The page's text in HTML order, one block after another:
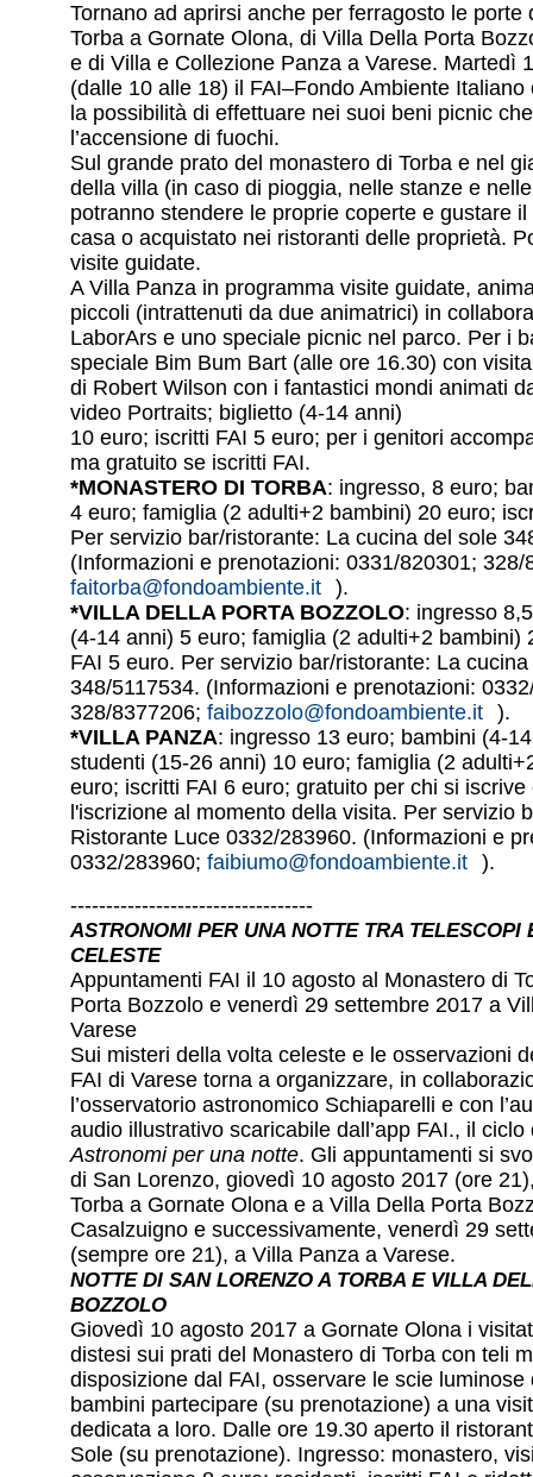
Tornano ad aprirsi anche per ferragosto le porte
Torba a Gornate Olona, di Villa Della Porta
e di Villa e Collezione Panza a Varese. Martedì
(dalle 10 alle 18) il FAI–Fondo Ambiente
la possibilità di effettuare nei suoi beni picnic
l’accensione di fuochi.
Sul grande prato del monastero di Torba e nel
della villa (in caso di pioggia, nelle stanze e
potranno stendere le proprie coperte e gustare
casa o acquistato nei ristoranti delle proprietà.
visite guidate.
A Villa Panza in programma visite guidate,
piccoli (intrattenuti da due animatrici) in
LaborArs e uno speciale picnic nel parco. Per i
speciale Bim Bum Bart (alle ore 16.30) con
di Robert Wilson con i fantastici mondi animati
video Portraits; biglietto (4-14 anni)
10 euro; iscritti FAI 5 euro; per i genitori
ma gratuito se iscritti FAI.
*MONASTERO DI TORBA: ingresso, 8 euro;
4 euro; famiglia (2 adulti+2 bambini) 20 euro;
Per servizio bar/ristorante: La cucina del sole
(Informazioni e prenotazioni: 0331/820301; 328/
faitorba@fondoambiente.it ).
*VILLA DELLA PORTA BOZZOLO: ingresso
(4-14 anni) 5 euro; famiglia (2 adulti+2 bambini)
FAI 5 euro. Per servizio bar/ristorante: La
348/5117534. (Informazioni e prenotazioni:
328/8377206; faibozzolo@fondoambiente.it ).
*VILLA PANZA: ingresso 13 euro; bambini (4-
studenti (15-26 anni) 10 euro; famiglia (2
euro; iscritti FAI 6 euro; gratuito per chi si iscrive
l'iscrizione al momento della visita. Per servizio
Ristorante Luce 0332/283960. (Informazioni e
0332/283960; faibiumo@fondoambiente.it ).
----------------------------------
ASTRONOMI PER UNA NOTTE TRA TELESCOPI
CELESTE
Appuntamenti FAI il 10 agosto al Monastero di
Porta Bozzolo e venerdì 29 settembre 2017 a
Varese
Sui misteri della volta celeste e le osservazioni
FAI di Varese torna a organizzare, in
l’osservatorio astronomico Schiaparelli e con
audio illustrativo scaricabile dall’app FAI., il
Astronomi per una notte. Gli appuntamenti si
di San Lorenzo, giovedì 10 agosto 2017 (ore
Torba a Gornate Olona e a Villa Della Porta
Casalzuigno e successivamente, venerdì 29
(sempre ore 21), a Villa Panza a Varese.
NOTTE DI SAN LORENZO A TORBA E VILLA
BOZZOLO
Giovedì 10 agosto 2017 a Gornate Olona i
distesi sui prati del Monastero di Torba con teli
disposizione dal FAI, osservare le scie luminose
bambini partecipare (su prenotazione) a una
dedicata a loro. Dalle ore 19.30 aperto il
Sole (su prenotazione). Ingresso: monastero,